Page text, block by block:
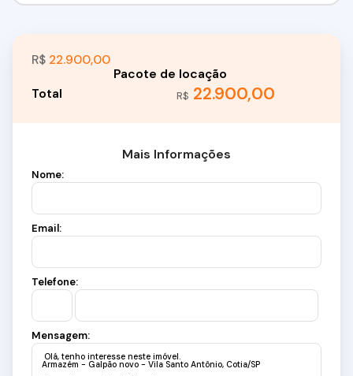
R$ 22.900,00
R$ 22.900,00
Mais Informações
Nome:
Email:
Telefone:
Mensagem: